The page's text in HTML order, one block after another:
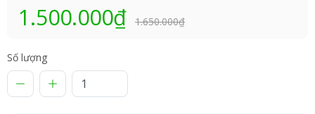
1.500.000₫ 1.650.000₫
Số lượng